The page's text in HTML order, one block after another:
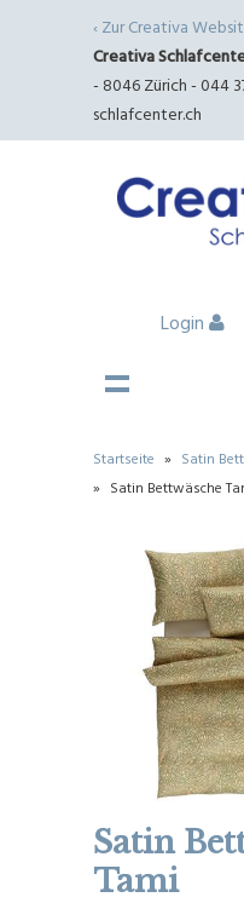
‹ Zur Creativa
Creativa
- 8046 Zürich - 044
schlafcenter.ch
Login
Startseite » Satin
» Satin Bettwäsche
Satin
Tami